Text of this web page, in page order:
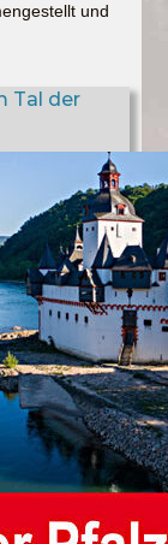
und
Tal der